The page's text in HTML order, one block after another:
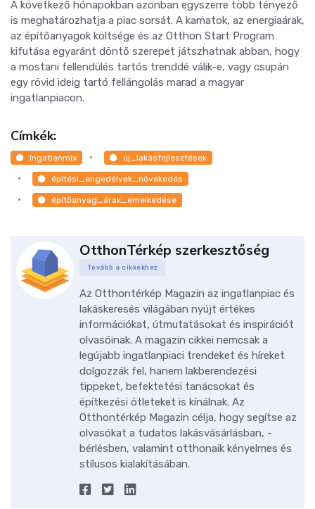
A következő hónapokban azonban egyszerre több tényező
is meghatározhatja a piac sorsát. A kamatok, az energiaárak,
az építőanyagok költsége és az Otthon Start Program
kifutása egyaránt döntő szerepet játszhatnak abban, hogy
a mostani fellendülés tartós trenddé válik-e, vagy csupán
egy rövid ideig tartó fellángolás marad a magyar
ingatlanpiacon.
Címkék:
Ingatlanmix új_lakásfejlesztések
építési_engedélyek_növekedés
építőanyag_árak_emelkedése
OtthonTérkép szerkesztőség
Tovább a cikkekhez
Az Otthontérkép Magazin az ingatlanpiac és
lakáskeresés világában nyújt értékes
információkat, útmutatásokat és inspirációt
olvasóinak. A magazin cikkei nemcsak a
legújabb ingatlanpiaci trendeket és híreket
dolgozzák fel, hanem lakberendezési
tippeket, befektetési tanácsokat és
építkezési ötleteket is kínálnak. Az
Otthontérkép Magazin célja, hogy segítse az
olvasókat a tudatos lakásvásárlásban, -
bérlésben, valamint otthonaik kényelmes és
stílusos kialakításában.